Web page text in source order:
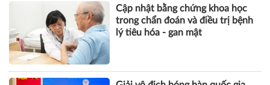
Cập nhật bằng chứng khoa học
trong chẩn đoán và điều trị bệnh
lý tiêu hóa - gan mật